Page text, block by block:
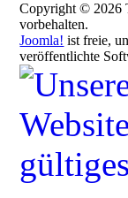
Copyright © 2026
vorbehalten.
Joomla! ist freie,
veröffentlichte